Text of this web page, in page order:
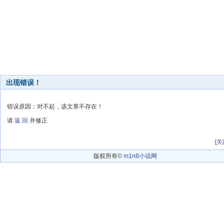
出现错误！
错误原因：对不起，该文章不存在！
请 返 回 并修正
[关
版权所有© m1n8小说网